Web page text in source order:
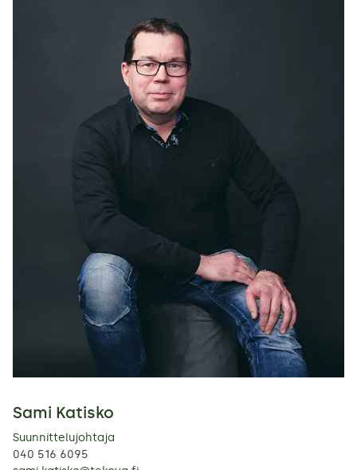
Sami Katisko
Suunnittelujohtaja
040 516 6095